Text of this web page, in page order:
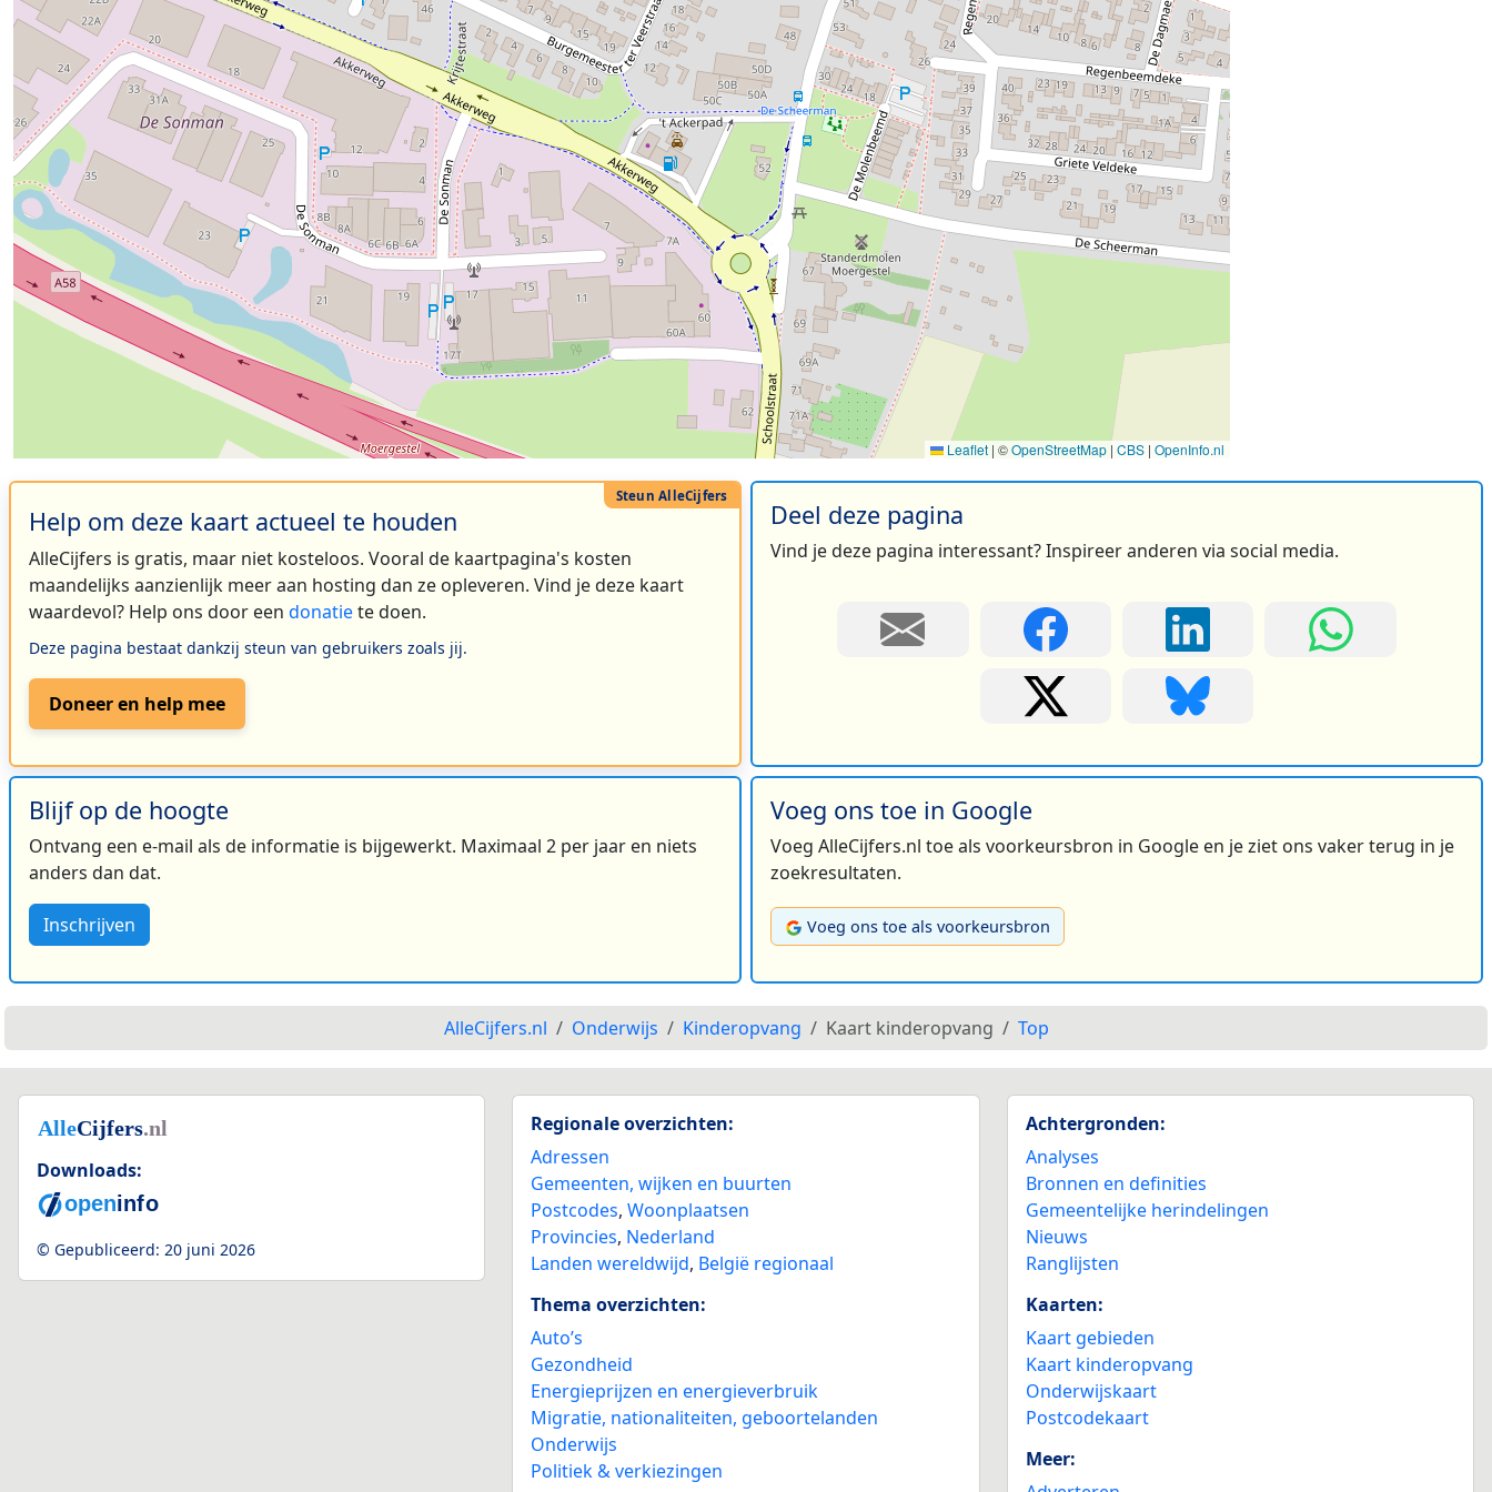
Leaflet | ©OpenStreetMap | CBS | OpenInfo.nl
Help om deze kaart actueel te houden
AlleCijfers is gratis, maar niet kosteloos. Vooral de kaartpagina's kosten
maandelijks aanzienlijk meer aan hosting dan ze opleveren. Vind je deze kaart
waardevol? Help ons door een donatiete doen.
Deze pagina bestaat dankzij steun van gebruikers zoals jij.
Doneer en help mee
Deel deze pagina
Vind je deze pagina interessant? Inspireer anderen via social media.
Blijf op de hoogte
Ontvang een e-mail als de informatie is bijgewerkt. Maximaal 2 per jaar en niets
anders dan dat.
Inschrijven
Voeg ons toe in Google
Voeg AlleCijfers.nl toe als voorkeursbron in Google en je ziet ons vaker terug in je
zoekresultaten.
Voeg ons toe als voorkeursbron
AlleCijfers.nl Onderwijs Kinderopvang Kaart kinderopvang Top
Downloads:
© Gepubliceerd: 20 juni 2026
Regionale overzichten:
Adressen
Gemeenten, wijken en buurten
Postcodes,Woonplaatsen
Provincies, Nederland
Landen wereldwijd, België regionaal
Thema overzichten:
Auto’s
Gezondheid
Energieprijzen en energieverbruik
Migratie, nationaliteiten, geboortelanden
Onderwijs
Politiek & verkiezingen
Achtergronden:
Analyses
Bronnen en definities
Gemeentelijke herindelingen
Nieuws
Ranglijsten
Kaarten:
Kaart gebieden
Kaart kinderopvang
Onderwijskaart
Postcodekaart
Meer: